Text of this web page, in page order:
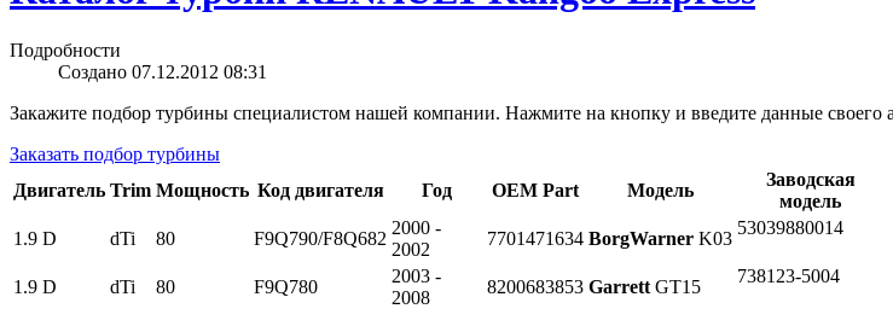
Подробности
Создано 07.12.2012 08:31
Закажите подбор турбины специалистом нашей компании. Нажмите на кнопку и введите данные
Заказать подбор турбины
Двигатель Trim Мощность Код двигателя Год OEM Part Модель
Заводская
модель
1.9 D
dTi 80 F9Q790/F8Q682
2000 -
2002
7701471634 BorgWarner K03
53039880014
1.9 D dTi 80 F9Q780
2003 -
2008
8200683853 Garrett GT15
738123-5004